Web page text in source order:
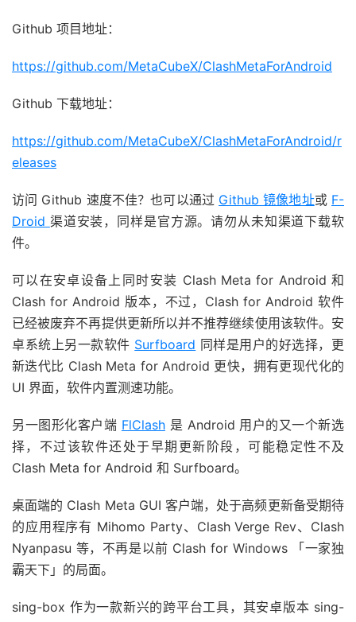
Github 项目地址：
https://github.com/MetaCubeX/ClashMetaForAndroid
Github 下载地址：
https://github.com/MetaCubeX/ClashMetaForAndroid/r
eleases
访问 Github 速度不佳？也可以通过 Github 镜像地址或 F-
Droid 渠道安装，同样是官方源。请勿从未知渠道下载软
件。
可以在安卓设备上同时安装 Clash Meta for Android 和
Clash for Android 版本，不过，Clash for Android 软件
已经被废弃不再提供更新所以并不推荐继续使用该软件。安
卓系统上另一款软件 Surfboard 同样是用户的好选择，更
新迭代比 Clash Meta for Android 更快，拥有更现代化的
UI 界面，软件内置测速功能。
另一图形化客户端 FlClash是 Android 用户的又一个新选
择，不过该软件还处于早期更新阶段，可能稳定性不及
Clash Meta for Android 和 Surfboard。
桌面端的 Clash Meta GUI 客户端，处于高频更新备受期待
的应用程序有 Mihomo Party、Clash Verge Rev、Clash
Nyanpasu 等，不再是以前 Clash for Windows 「一家独
霸天下」的局面。
sing-box 作为一款新兴的跨平台工具，其安卓版本 sing-